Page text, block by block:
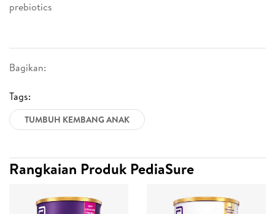
Bagikan:
Tags:
TUMBUH KEMBANG ANAK
prebiotics
Rangkaian Produk PediaSure